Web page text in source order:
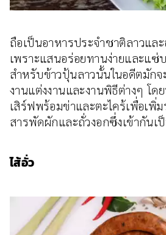
ถือเป็นอาหารประจำชาติลาวแล
เพราะแสนอร่อยทานง่ายและแซ่
สำหรับข้าวปุ้นลาวนั้นในอดีตมัก
งานแต่งงานและงานพิธีต่างๆ โด
เสิร์ฟพร้อมข่าและตะไคร้เพื่อเพิ่
สารพัดผักและถั่วงอกซึ่งเข้ากันเ
ไส้อั่ว